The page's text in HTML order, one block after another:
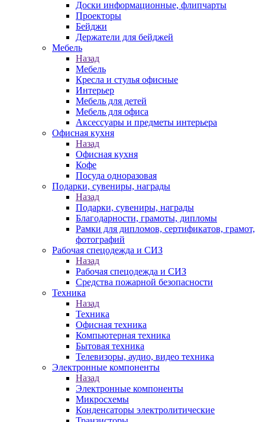
Доски информационные, флипчарты
Проекторы
Бейджи
Держатели для бейджей
Мебель
Назад
Мебель
Кресла и стулья офисные
Интерьер
Мебель для детей
Мебель для офиса
Аксессуары и предметы интерьера
Офисная кухня
Назад
Офисная кухня
Кофе
Посуда одноразовая
Подарки, сувениры, награды
Назад
Подарки, сувениры, награды
Благодарности, грамоты, дипломы
Рамки для дипломов, сертификатов, грамот,
фотографий
Рабочая спецодежда и СИЗ
Назад
Рабочая спецодежда и СИЗ
Средства пожарной безопасности
Техника
Назад
Техника
Офисная техника
Компьютерная техника
Бытовая техника
Телевизоры, аудио, видео техника
Электронные компоненты
Назад
Электронные компоненты
Микросхемы
Конденсаторы электролитические